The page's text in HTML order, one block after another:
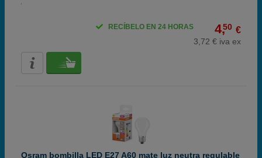
4,50 €
3,72 € iva ex
RECÍBELO EN 24 HORAS
Osram bombilla LED E27 A60 mate luz neutra regulable